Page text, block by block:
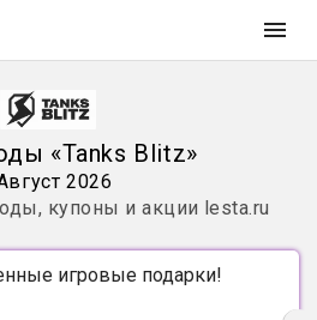
«Tanks Blitz»
2026
купоны и акции lesta.ru
игровые подарки!